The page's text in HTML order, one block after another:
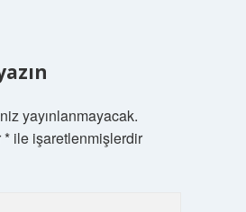
yayınlanmayacak.
*ile işaretlenmişlerdir